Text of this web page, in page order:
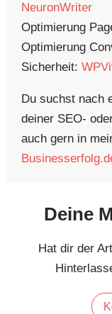
NeuronWriter
Optimierung
Optimierung
Sicherheit:
Du suchst nach
deiner SEO-
auch gern in
Deine
Hat dir der